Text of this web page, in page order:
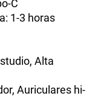
C
1-3 horas
Alta
Auriculares hi-